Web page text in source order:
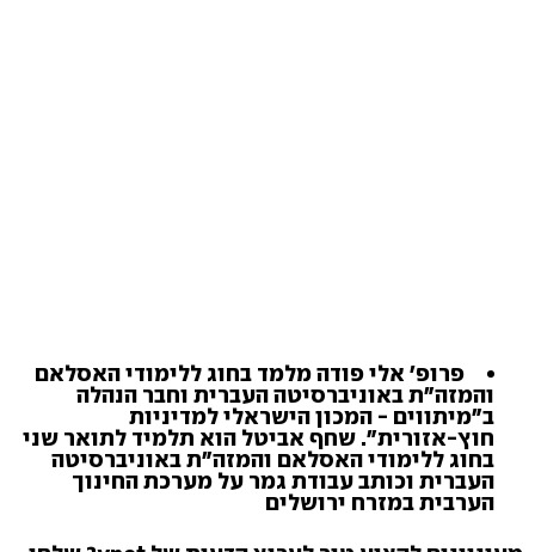
פרופ' אלי פודה מלמד בחוג ללימודי האסלאם
והמזה"ת באוניברסיטה העברית וחבר הנהלה
ב"מיתווים - המכון הישראלי למדיניות
חוץ-אזורית". שחף אביטל הוא תלמיד לתואר שני
בחוג ללימודי האסלאם והמזה"ת באוניברסיטה
העברית וכותב עבודת גמר על מערכת החינוך
הערבית במזרח ירושלים